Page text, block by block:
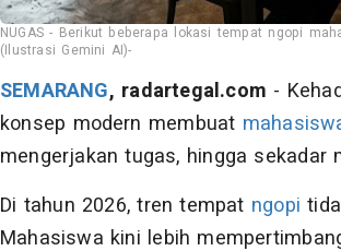
NUGAS - Berikut beberapa lokasi tempat ngopi
(Ilustrasi Gemini AI)-
SEMARANG, radartegal.com -
konsep modern membuat
mengerjakan tugas, hingga
Di tahun 2026, tren tempat ngopi
Mahasiswa kini lebih